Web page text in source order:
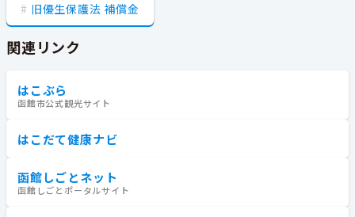
旧優生保護法 補償金
関連リンク
はこぶら
函館市公式観光サイト
はこだて健康ナビ
函館しごとネット
函館しごとポータルサイト